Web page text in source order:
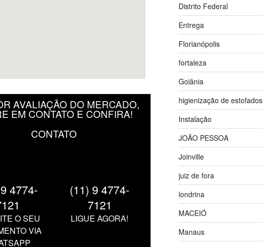
AVALIAÇÃO DO MERCADO,
EM CONTATO E CONFIRA!
CONTATO
4774-
O SEU
VIA
(11) 9 4774-
7121
LIGUE AGORA!
Distrito Federal
Entrega
Florianópolis
fortaleza
Goiânia
higienização de estofados
Instalação
JOÃO PESSOA
Joinville
juiz de fora
londrina
MACEIÓ
Manaus